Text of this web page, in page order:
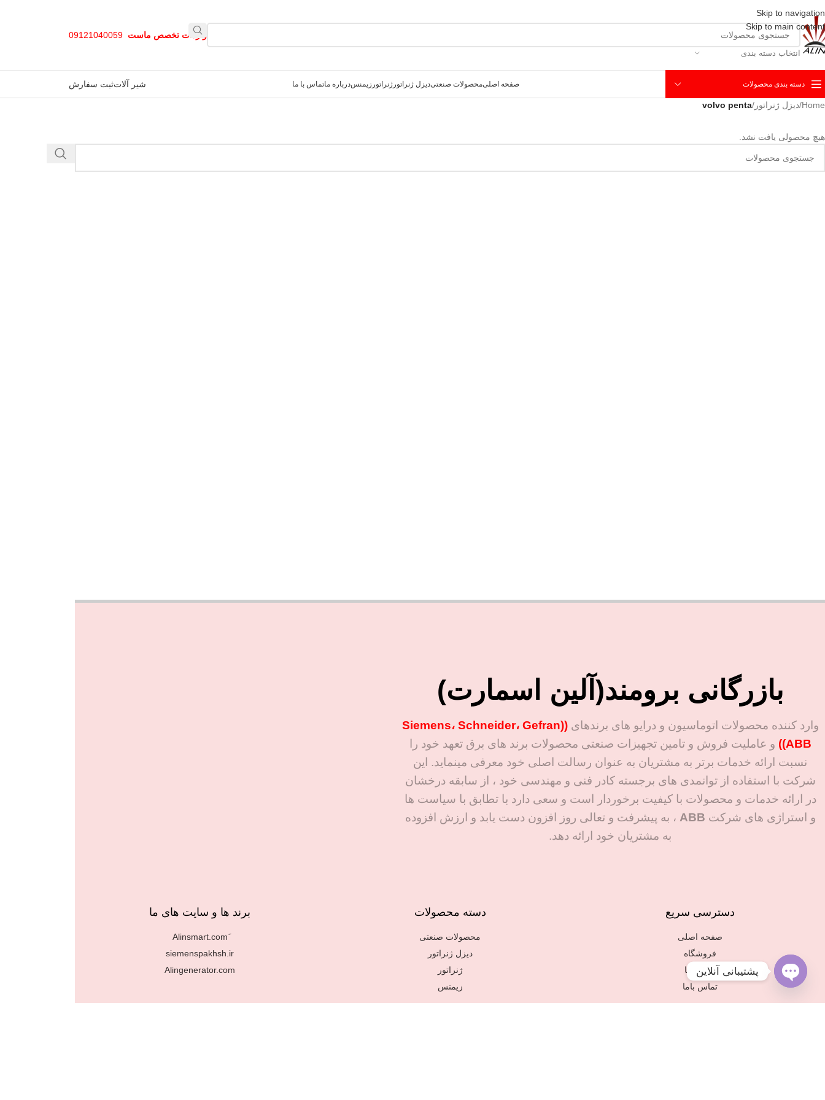
Skip to navigation
Skip to main content
انتخاب دسته بندی
واردات تخصص ماست 09121040059
دسته بندی محصولات صفحه اصلیمحصولات صنعتیدیزل ژنراتور ژنراتور زیمنسدرباره ماتماس با ما شیر آلاتثبت سفارش
Home
/دیزل ژنراتور /
volvo penta
هیچ محصولی یافت نشد.
بازرگانی برومند(آلین اسمارت)
وارد کننده محصولات اتوماسیون و درایو های برندهای ((Siemens، Schneider، Gefran
ABB))
و عاملیت فروش و تامین تجهیزات صنعتی محصولات برند های برق تعهد خود را
نسبت ارائه خدمات برتر به مشتریان به عنوان رسالت اصلی خود معرفی مینماید. این
شرکت با استفاده از توانمدی های برجسته کادر فنی و مهندسی خود ، از سابقه درخشان
در ارائه خدمات و محصولات با کیفیت برخوردار است و سعی دارد با تطابق با سیاست ها
و استراژی های شرکت ABB ، به پیشرفت و تعالی روز افزون دست یابد و ارزش افزوده
به مشتریان خود ارائه دهد.
دسترسی سریع
صفحه اصلی
فروشگاه
درباره ما
تماس باما
دسته محصولات
محصولات صنعتی
دیزل ژنراتور
ژنراتور
زیمنس
برند ها و سایت های ما
siemenspakhsh.ir
Alingenerator.com
پشتیبانی آنلاین